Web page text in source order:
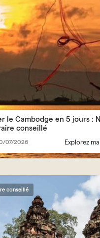
le Cambodge en 5 jours :
conseillé
07/2026 Explorez
conseillé